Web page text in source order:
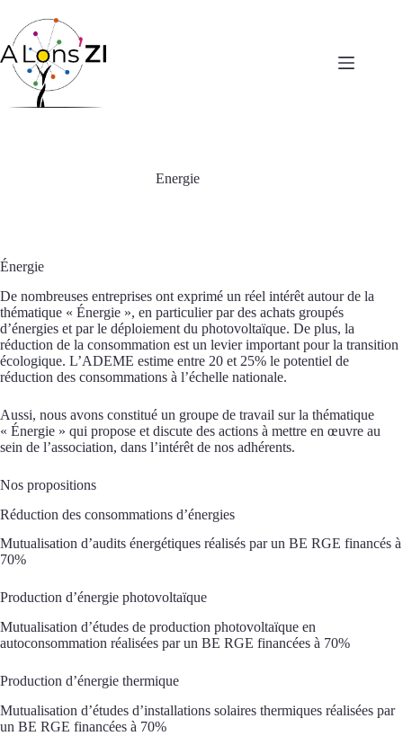
contenu
Energie
Énergie
De nombreuses entreprises ont exprimé un réel intérêt autour de la
thématique « Énergie », en particulier par des achats groupés
d’énergies et par le déploiement du photovoltaïque. De plus, la
réduction de la consommation est un levier important pour la transition
écologique. L’ADEME estime entre 20 et 25% le potentiel de
réduction des consommations à l’échelle nationale.
Aussi, nous avons constitué un groupe de travail sur la thématique
« Énergie » qui propose et discute des actions à mettre en œuvre au
sein de l’association, dans l’intérêt de nos adhérents.
Nos propositions
Réduction des consommations d’énergies
Mutualisation d’audits énergétiques réalisés par un BE RGE financés à
70%
Production d’énergie photovoltaïque
Mutualisation d’études de production photovoltaïque en
autoconsommation réalisées par un BE RGE financées à 70%
Production d’énergie thermique
Mutualisation d’études d’installations solaires thermiques réalisées par
un BE RGE financées à 70%